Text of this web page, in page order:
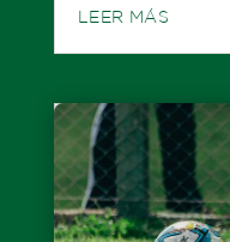
LEER MÁS